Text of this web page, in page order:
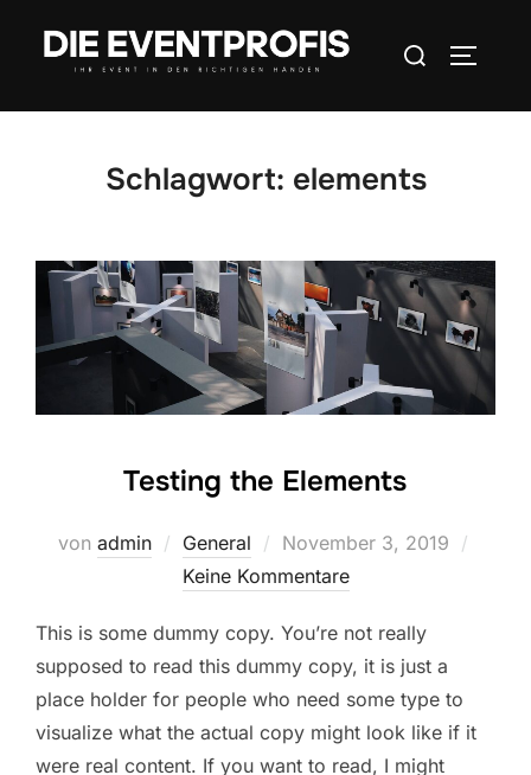
springen
Suchen
Schlagwort: elements
Testing the Elements
von admin General
Veröffentlicht
am
November 3, 2019
Keine Kommentare
This is some dummy copy. You’re not really
supposed to read this dummy copy, it is just a
place holder for people who need some type to
visualize what the actual copy might look like if it
were real content. If you want to read, I might